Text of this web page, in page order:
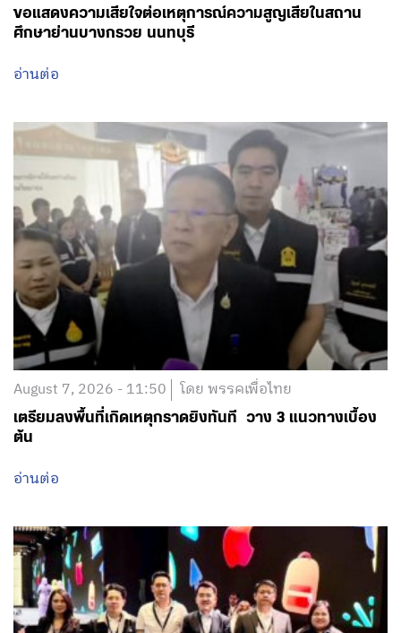
ขอแสดงความเสียใจต่อเหตุการณ์ความสูญเสียในสถาน
ศึกษาย่านบางกรวย นนทบุรี
อ่านต่อ
August 7, 2026 - 11:50 โดย พรรคเพื่อไทย
เตรียมลงพื้นที่เกิดเหตุกราดยิงทันที วาง 3 แนวทางเบื้อง
ต้น
อ่านต่อ